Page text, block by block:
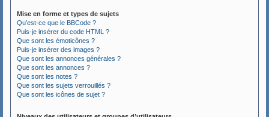
Mise en forme et types de sujets
Qu’est-ce que le BBCode ?
Puis-je insérer du code HTML ?
Que sont les émoticônes ?
Puis-je insérer des images ?
Que sont les annonces générales ?
Que sont les annonces ?
Que sont les notes ?
Que sont les sujets verrouillés ?
Que sont les icônes de sujet ?